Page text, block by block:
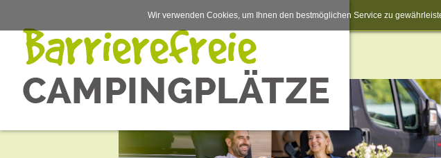
Wir verwenden Cookies, um Ihnen den bestmöglichen Service zu